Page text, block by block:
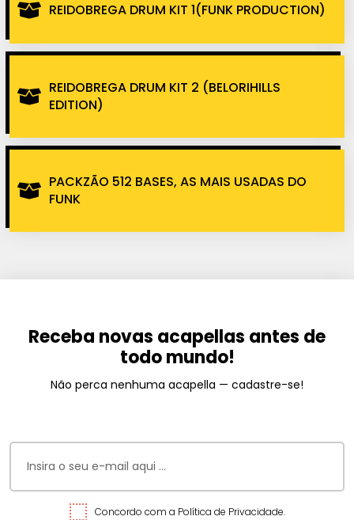
REIDOBREGA DRUM KIT 1(FUNK PRODUCTION)
REIDOBREGA DRUM KIT 2 (BELORIHILLS
EDITION)
PACKZÃO 512 BASES, AS MAIS USADAS DO
FUNK
Receba novas acapellas antes de
todo mundo!
Não perca nenhuma acapella — cadastre-se!
Concordo com a Política de Privacidade.